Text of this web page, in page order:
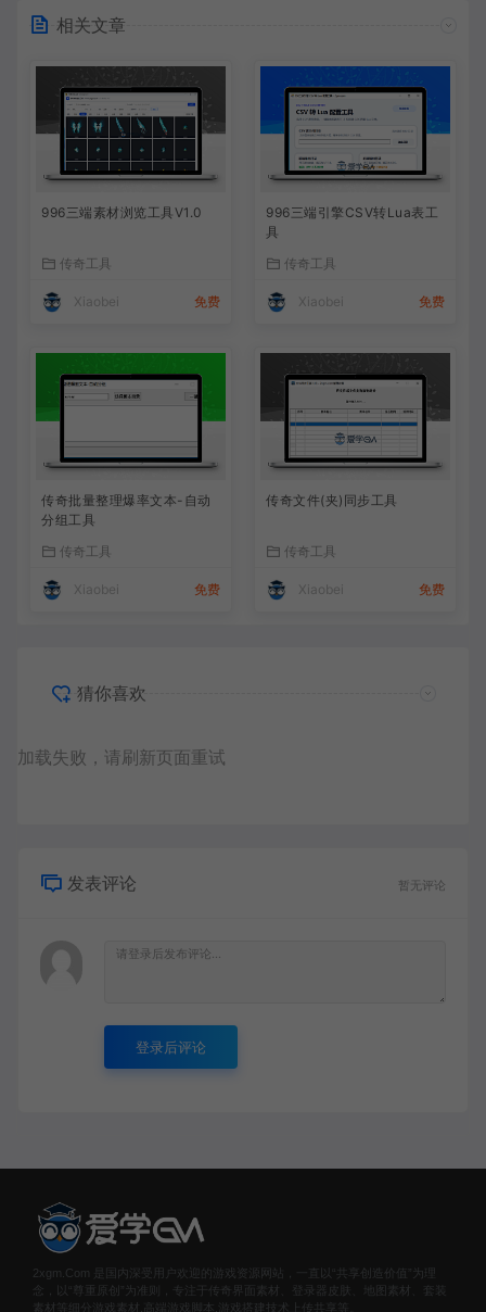
相关文章
996三端素材浏览工具V1.0
传奇工具
Xiaobei 免费
996三端引擎CSV转Lua表工
具
传奇工具
Xiaobei 免费
传奇批量整理爆率文本-自动
分组工具
传奇工具
Xiaobei 免费
传奇文件(夹)同步工具
传奇工具
Xiaobei 免费
猜你喜欢
加载失败，请刷新页面重试
发表评论 暂无评论
登录后评论
2xgm.Com 是国内深受用户欢迎的游戏资源网站，一直以“共享创造价值”为理
念，以“尊重原创”为准则，专注于传奇界面素材、登录器皮肤、地图素材、套装
素材等细分游戏素材,高端游戏脚本,游戏搭建技术上传共享等。